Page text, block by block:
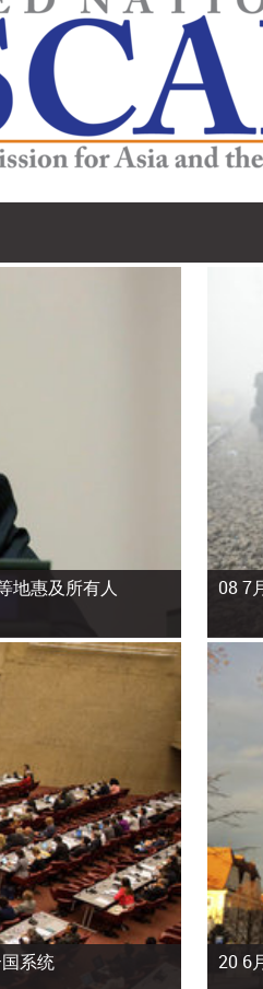
行秘书 沙姆沙德·阿赫塔尔博士
所有移徙者的40%。在本区域
地惠及所有人 08 7
系统 20 6